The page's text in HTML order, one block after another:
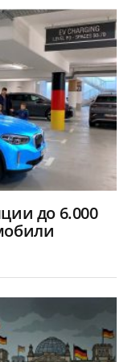
до 6.000